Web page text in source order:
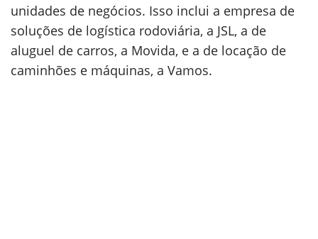
unidades de negócios. Isso inclui a empresa de
soluções de logística rodoviária, a JSL, a de
aluguel de carros, a Movida, e a de locação de
caminhões e máquinas, a Vamos.